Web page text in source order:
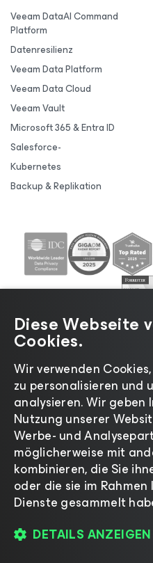
Veeam DataAI Command
Platform
Datenresilienz
Veeam Data Platform
Veeam Data Cloud
Veeam Vault
Microsoft 365 & Entra ID
Salesforce-
Kubernetes
Backup & Replikation
©2026 Veeam®
Cookies|Rechtliches |
Lieferanten-
Diese Webseite
Cookies.
Wir verwenden
zu personalisieren und
analysieren. Wir
Nutzung unserer
Werbe- und
möglicherweise mit
kombinieren, die Sie
oder die sie im
Dienste gesammelt
DETAILS ANZEIGEN